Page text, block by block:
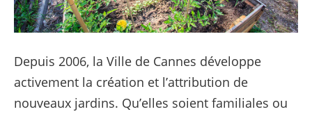
Depuis 2006, la Ville de Cannes développe
activement la création et l’attribution de
nouveaux jardins. Qu’elles soient familiales ou